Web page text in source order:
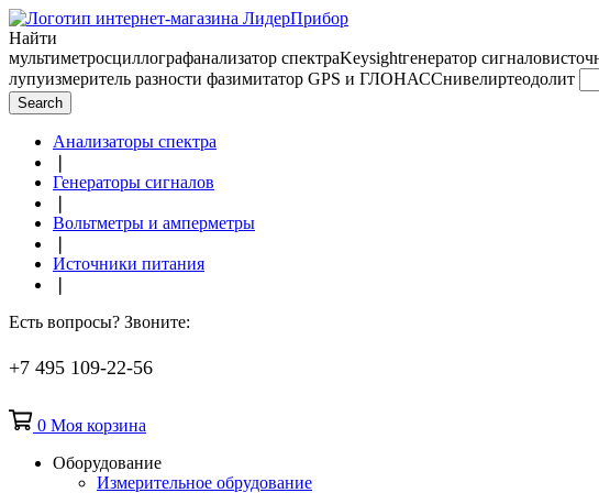
Найти
мультиметросциллографанализатор спектраKeysightгенератор сигналов
лупуизмеритель разности фазимитатор GPS и ГЛОНАССнивелиртеодолит
Search
Анализаторы спектра
Генераторы сигналов
Вольтметры и амперметры
Источники питания
Есть вопросы? Звоните:
+7 495 109-22-56
0 Моя корзина
Оборудование
Измерительное обрудование